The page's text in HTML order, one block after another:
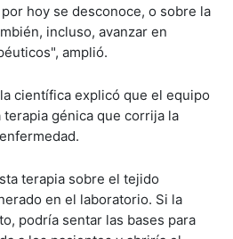
hoy se desconoce, o sobre la
incluso, avanzar en
amplió.
científica explicó que el equipo
génica que corrija la
terapia sobre el tejido
en el laboratorio. Si la
podría sentar las bases para